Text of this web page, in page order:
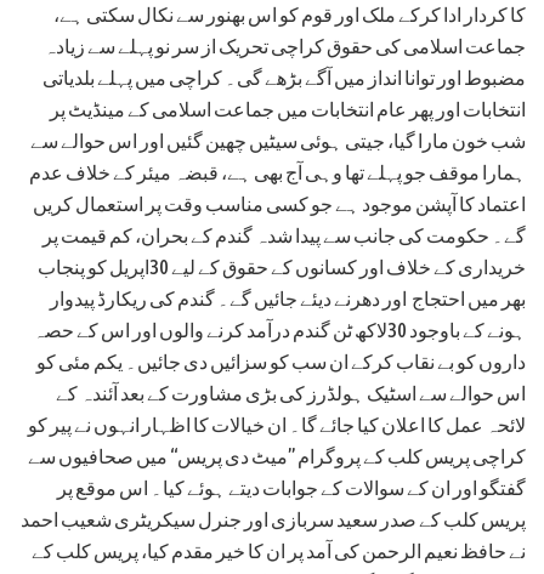
کا کردار ادا کرکے ملک اور قوم کو اس بھنور سے نکال سکتی ہے،
جماعت اسلامی کی حقوق کراچی تحریک از سر نو پہلے سے زیادہ
مضبوط اور توانا انداز میں آگے بڑھے گی۔ کراچی میں پہلے بلدیاتی
انتخابات اور پھر عام انتخابات میں جماعت اسلامی کے مینڈیٹ پر
شب خون مارا گیا، جیتی ہوئی سیٹیں چھین گئیں اور اس حوالے سے
ہمارا موقف جو پہلے تھا وہی آج بھی ہے، قبضہ میئر کے خلاف عدم
اعتماد کا آپشن موجود ہے جو کسی مناسب وقت پر استعمال کریں
گے۔ حکومت کی جانب سے پیدا شدہ گندم کے بحران، کم قیمت پر
خریداری کے خلاف اور کسانوں کے حقوق کے لیے 30اپریل کو پنجاب
بھر میں احتجاج اور دھرنے دیئے جائیں گے۔ گندم کی ریکارڈ پیدوار
ہونے کے باوجود 30لاکھ ٹن گندم درآمد کرنے والوں اور اس کے حصہ
داروں کو بے نقاب کرکے ان سب کو سزائیں دی جائیں۔ یکم مئی کو
اس حوالے سے اسٹیک ہولڈرز کی بڑی مشاورت کے بعد آئندہ کے
لائحہ عمل کا اعلان کیا جائے گا۔ ان خیالات کا اظہار انہوں نے پیر کو
کراچی پریس کلب کے پروگرام ”میٹ دی پریس“ میں صحافیوں سے
گفتگو اور ان کے سوالات کے جوابات دیتے ہوئے کیا۔ اس موقع پر
پریس کلب کے صدر سعید سربازی اور جنرل سیکریٹری شعیب احمد
نے حافظ نعیم الرحمن کی آمد پر ان کا خیر مقدم کیا، پریس کلب کے